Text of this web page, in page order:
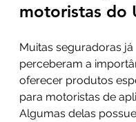
motoristas do
Muitas seguradoras já
perceberam a
oferecer produtos
para motoristas de
Algumas delas